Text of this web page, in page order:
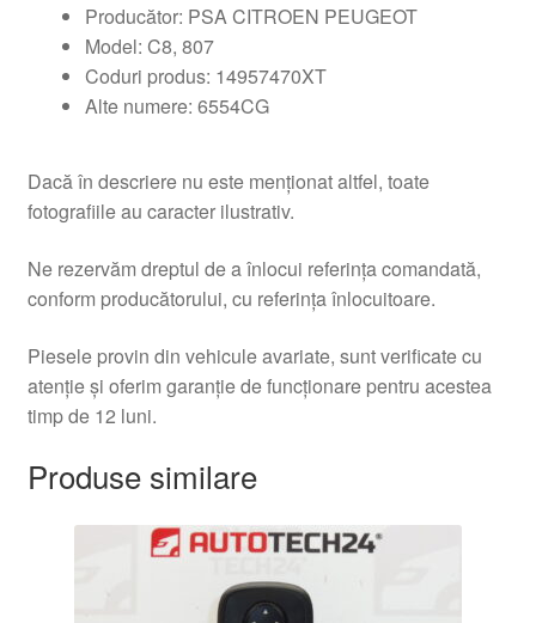
Producător: PSA CITROEN PEUGEOT
Model: C8, 807
Coduri produs: 14957470XT
Alte numere: 6554CG
Dacă în descriere nu este menționat altfel, toate
fotografiile au caracter ilustrativ.
Ne rezervăm dreptul de a înlocui referința comandată,
conform producătorului, cu referința înlocuitoare.
Piesele provin din vehicule avariate, sunt verificate cu
atenție și oferim garanție de funcționare pentru acestea
timp de 12 luni.
Produse similare